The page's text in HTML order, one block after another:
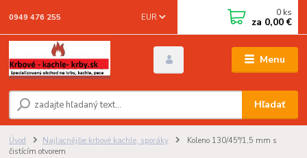
Menu
EUR
Hľadať
0949 476 255 0 ks
za 0,00 €
Úvod Najlacnějšie krbové kachle, sporáky
Koleno 130/45°/1,5 mm s
čistícím otvorem